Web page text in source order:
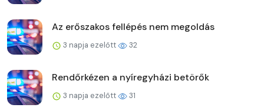
Az erőszakos fellépés nem megoldás
3 napja ezelőtt 32
Rendőrkézen a nyíregyházi betörők
3 napja ezelőtt 31